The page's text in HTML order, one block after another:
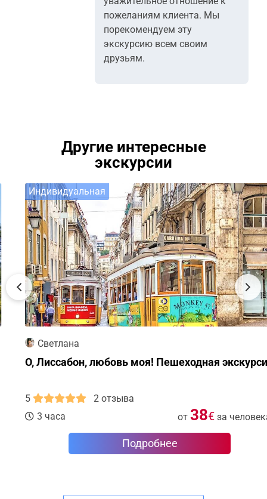
пожеланиям клиента. Мы
порекомендуем эту
экскурсию всем своим
друзьям.
Другие интересные
экскурсии
Индивидуальная
Светлана
О, Лиссабон, любовь моя! Пешеходная экскурсия
2 отзыва
3 часа
38€ за человека
Подробнее